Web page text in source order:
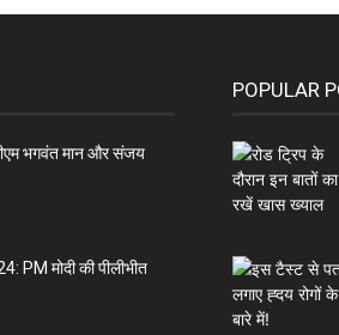
भगवंत मान और संजय
मोदी की पीलीभीत
POPULAR